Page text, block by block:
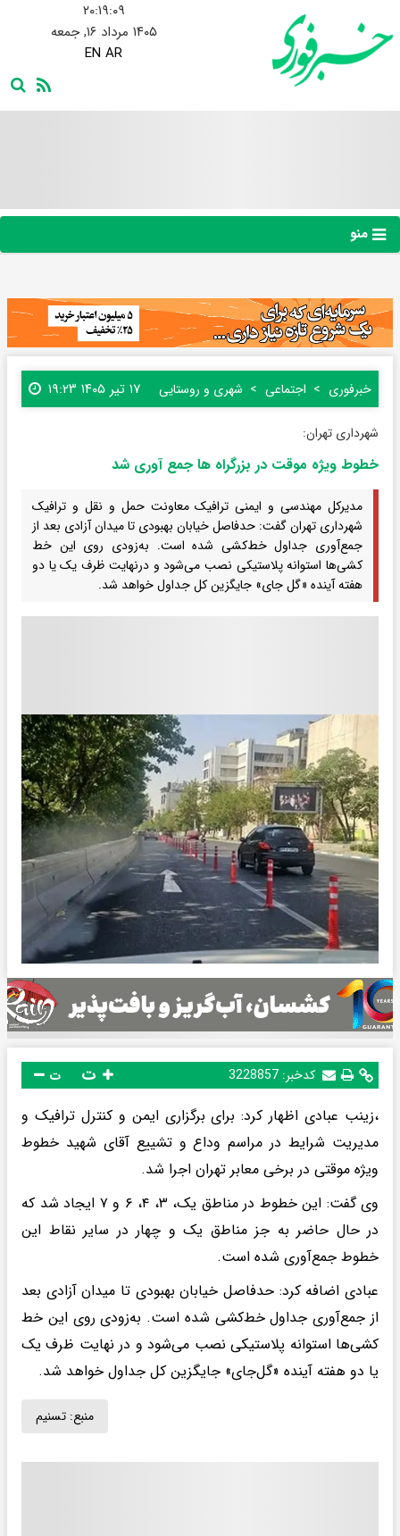
۲۰:۱۹:۱۰
۱۴۰۵ مرداد ۱۶, جمعه
EN AR
منو
خبرفوری اجتماعی شهری و روستایی ۱۷ تیر ۱۴۰۵ ۱۹:۲۳
شهرداری تهران:
خطوط ویژه موقت در بزرگراه ها جمع آوری شد
مدیرکل مهندسی و ایمنی ترافیک معاونت حمل و نقل و ترافیک
شهرداری تهران گفت: حدفاصل خیابان بهبودی تا میدان آزادی بعد از
جمع‌آوری جداول خط‌کشی شده است. به‌زودی روی این خط
کشی‌ها استوانه پلاستیکی نصب می‌شود و درنهایت ظرف یک یا دو
هفته آینده «گل جای» جایگزین کل جداول خواهد شد.
کدخبر: 3228857 ت
،زینب عبادی اظهار کرد: برای برگزاری ایمن و کنترل ترافیک و
مدیریت شرایط در مراسم وداع و تشییع آقای شهید خطوط
ویژه موقتی در برخی معابر تهران اجرا شد.
وی گفت: این خطوط در مناطق یک، ۳، ۴، ۶ و ۷ ایجاد شد که
در حال حاضر به جز مناطق یک و چهار در سایر نقاط این
خطوط جمع‌آوری شده است.
عبادی اضافه کرد: حدفاصل خیابان بهبودی تا میدان آزادی بعد
از جمع‌آوری جداول خط‌کشی شده است. به‌زودی روی این خط
کشی‌ها استوانه پلاستیکی نصب می‌شود و در نهایت ظرف یک
یا دو هفته آینده «گل‌جای» جایگزین کل جداول خواهد شد.
منبع: تسنیم